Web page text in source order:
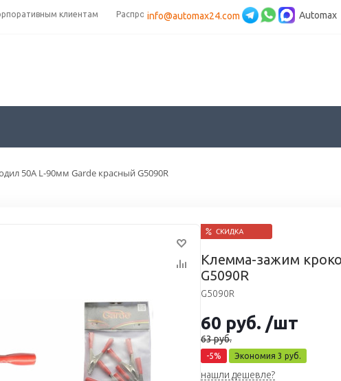
клиентам Распродажаinfo@automax24.com Automax
50А L-90мм Garde красный G5090R
Клемма-зажим
G5090R
G5090R
60 руб. /шт
63руб.
-5% Экономия 3 руб.
нашли дешевле?